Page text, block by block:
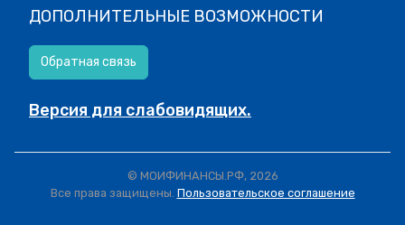
ДОПОЛНИТЕЛЬНЫЕ ВОЗМОЖНОСТИ
Обратная связь
Версия для слабовидящих.
© МОИФИНАНСЫ.РФ, 2026
Все права защищены. Пользовательское соглашение